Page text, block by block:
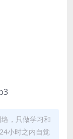
，只做学习和
小时之内自觉